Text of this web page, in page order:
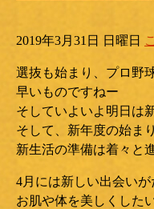
2019年3月31日 日曜日
選抜も始まり、プロ野
早いものですねー
そしていよいよ明日は
そして、新年度の始ま
新生活の準備は着々と
4月には新しい出会い
お肌や体を美しくした